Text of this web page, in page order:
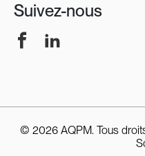
Suivez-nous
FacebookLinkedIn
© 2026 AQPM. Tous